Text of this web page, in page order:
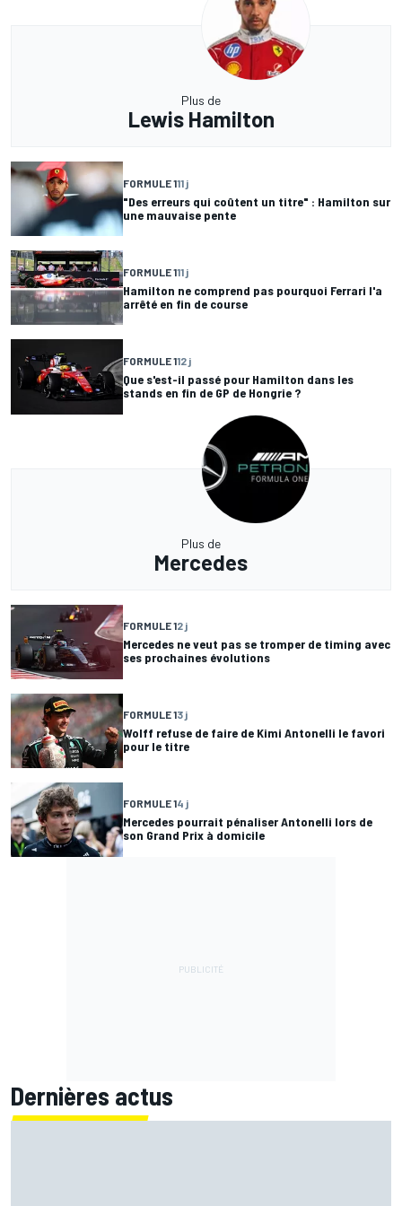
Plus de
Lewis Hamilton
FORMULE 111 j
"Des erreurs qui coûtent un titre" : Hamilton sur
une mauvaise pente
FORMULE 111 j
Hamilton ne comprend pas pourquoi Ferrari l'a
arrêté en fin de course
FORMULE 112 j
Que s'est-il passé pour Hamilton dans les
stands en fin de GP de Hongrie ?
Plus de
Mercedes
FORMULE 12 j
Mercedes ne veut pas se tromper de timing avec
ses prochaines évolutions
FORMULE 13 j
Wolff refuse de faire de Kimi Antonelli le favori
pour le titre
FORMULE 14 j
Mercedes pourrait pénaliser Antonelli lors de
son Grand Prix à domicile
Dernières actus